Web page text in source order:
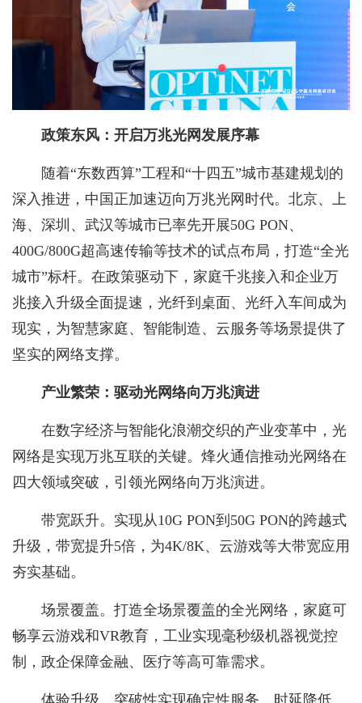
政策东风： 开启万兆光网发展序幕
随着“东数西算”工程和“十四五”城市基建规划的
深入推进，中国正加速迈向万兆光网时代。北京、上
海、深圳、武汉等城市已率先开展50G PON、
400G/800G超高速传输等技术的试点布局，打造“全光
城市”标杆。在政策驱动下，家庭千兆接入和企业万
兆接入升级全面提速，光纤到桌面、光纤入车间成为
现实，为智慧家庭、智能制造、云服务等场景提供了
坚实的网络支撑。
产业繁荣 ： 驱动光网络向万兆演进
在数字经济与智能化浪潮交织的产业变革中，光
网络是实现万兆互联的关键。烽火通信推动光网络在
四大领域突破，引领光网络向万兆演进。
带宽跃升。实现从10G PON到50G PON的跨越式
升级，带宽提升5倍，为4K/8K、云游戏等大带宽应用
夯实基础。
场景覆盖。打造全场景覆盖的全光网络，家庭可
畅享云游戏和VR教育，工业实现毫秒级机器视觉控
制，政企保障金融、医疗等高可靠需求。